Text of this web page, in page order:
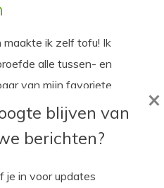
maakte ik zelf tofu! Ik
alle tussen- en
van mijn favoriete
blijven van
berichten?
je in voor updates
×